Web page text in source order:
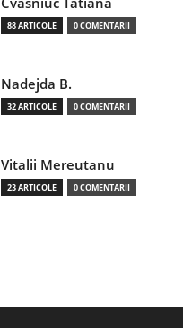
88 ARTICOLE 0 COMENTARII
Nadejda B.
32 ARTICOLE 0 COMENTARII
Vitalii Mereutanu
23 ARTICOLE 0 COMENTARII